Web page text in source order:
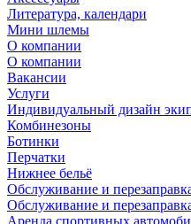
Литература, календари
Мини шлемы
О компании
О компании
Вакансии
Услуги
Индивидуальный дизайн
Комбинезоны
Ботинки
Перчатки
Нижнее бельё
Обслуживание и
Обслуживание и
Аренда спортивных